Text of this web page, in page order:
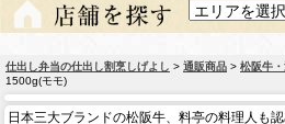
仕出し弁当の仕出し割烹しげよし > 通販商品 > 松阪牛
1500g(モモ)
日本三大ブランドの松阪牛、料亭の料理人も認